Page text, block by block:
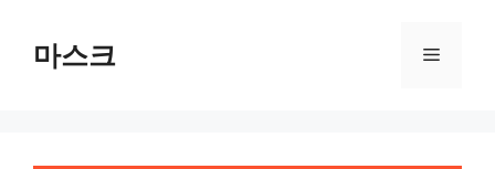
마스크 메